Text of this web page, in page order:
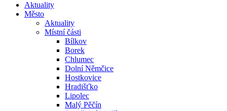
Aktuality
Město
Aktuality
Místní části
Bílkov
Borek
Chlumec
Dolní Němčice
Hostkovice
Hradišťko
Lipolec
Malý Pěčín